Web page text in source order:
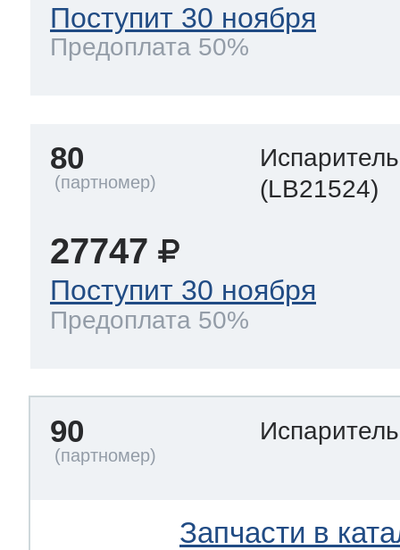
Поступит 30 ноября
Предоплата 50%
80
(LB21524)
27747
Поступит 30 ноября
Предоплата 50%
90
Запчасти в